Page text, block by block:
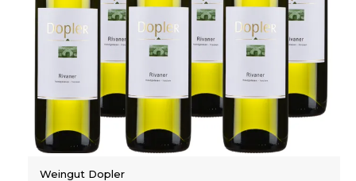
Weingut Dopler